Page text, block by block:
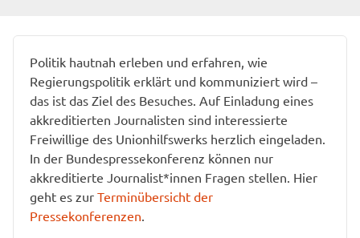
Politik hautnah erleben und erfahren, wie
Regierungspolitik erklärt und kommuniziert wird –
das ist das Ziel des Besuches. Auf Einladung eines
akkreditierten Journalisten sind interessierte
Freiwillige des Unionhilfswerks herzlich eingeladen.
In der Bundespressekonferenz können nur
akkreditierte Journalist*innen Fragen stellen. Hier
geht es zur Terminübersicht der
Pressekonferenzen